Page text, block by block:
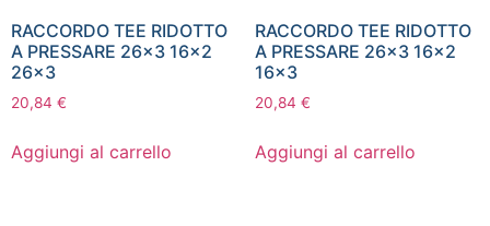
RACCORDO TEE RIDOTTO
A PRESSARE 26×3 16×2
26×3
20,84 €
Aggiungi al carrello
RACCORDO TEE RIDOTTO
A PRESSARE 26×3 16×2
16×3
20,84 €
Aggiungi al carrello